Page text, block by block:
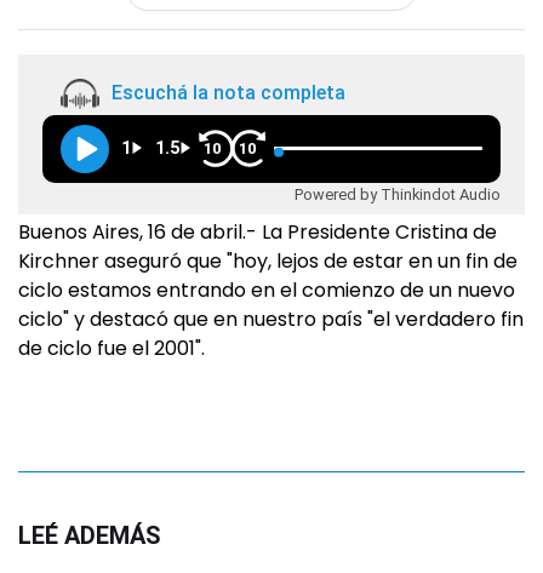
Escuchá la nota completa
1 1.5 10 10
Powered by Thinkindot Audio
Buenos Aires, 16 de abril.- La Presidente Cristina de
Kirchner aseguró que "hoy, lejos de estar en un fin de
ciclo estamos entrando en el comienzo de un nuevo
ciclo" y destacó que en nuestro país "el verdadero fin
de ciclo fue el 2001".
LEÉ ADEMÁS